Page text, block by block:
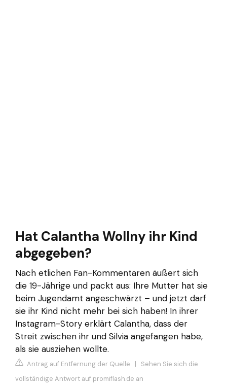
Hat Calantha Wollny ihr Kind
abgegeben?
Nach etlichen Fan-Kommentaren äußert sich
die 19-Jährige und packt aus: Ihre Mutter hat sie
beim Jugendamt angeschwärzt – und jetzt darf
sie ihr Kind nicht mehr bei sich haben! In ihrer
Instagram-Story erklärt Calantha, dass der
Streit zwischen ihr und Silvia angefangen habe,
als sie ausziehen wollte.
Antrag auf Entfernung der Quelle | Sehen Sie sich die
vollständige Antwort auf promiflash.de an